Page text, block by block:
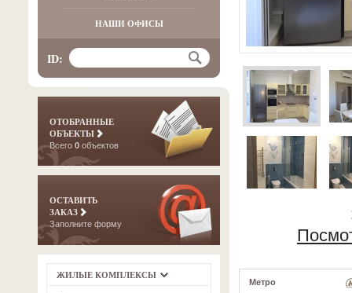
НАШИ ОФИСЫ
ID:
ОТОБРАННЫЕ
ОБЪЕКТЫ
Всего 0 объектов
ОСТАВИТЬ
ЗАКАЗ
Заполните форму
ЖИЛЫЕ КОМПЛЕКСЫ
Метро